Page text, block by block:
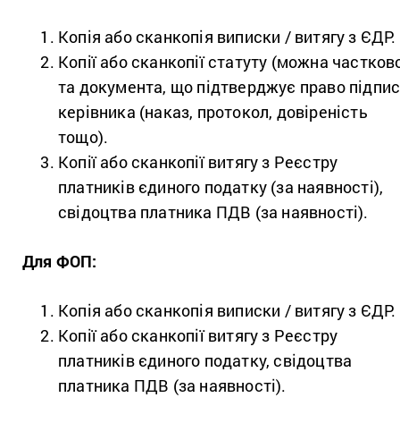
Копія або сканкопія виписки / витягу з ЄДР.
Копії або сканкопії статуту (можна
та документа, що підтверджує право
керівника (наказ, протокол, довіреність
тощо).
Копії або сканкопії витягу з Реєстру
платників єдиного податку (за наявності),
свідоцтва платника ПДВ (за наявності).
Для ФОП:
Копія або сканкопія виписки / витягу з ЄДР.
Копії або сканкопії витягу з Реєстру
платників єдиного податку, свідоцтва
платника ПДВ (за наявності).